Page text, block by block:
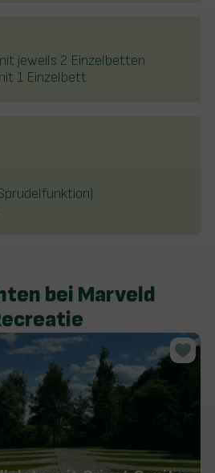
jeweils 2 Einzelbetten
1 Einzelbett
bei Marveld